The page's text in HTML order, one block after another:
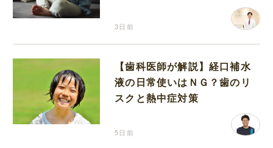
3日前
【歯科医師が解説】経口補水
液の日常使いはＮＧ？歯のリ
スクと熱中症対策
5日前